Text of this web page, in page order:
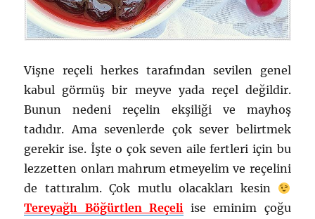
Vişne reçeli herkes tarafından sevilen genel
kabul görmüş bir meyve yada reçel değildir.
Bunun nedeni reçelin ekşiliği ve mayhoş
tadıdır. Ama sevenlerde çok sever belirtmek
gerekir ise. İşte o çok seven aile fertleri için bu
lezzetten onları mahrum etmeyelim ve reçelini
de tattıralım. Çok mutlu olacakları kesin
Tereyağlı Böğürtlen Reçeliise eminim çoğu